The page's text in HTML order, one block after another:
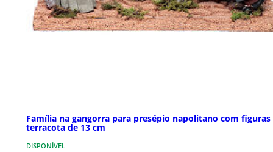
Família na gangorra para presépio napolitano com figuras
terracota de 13 cm
DISPONÍVEL